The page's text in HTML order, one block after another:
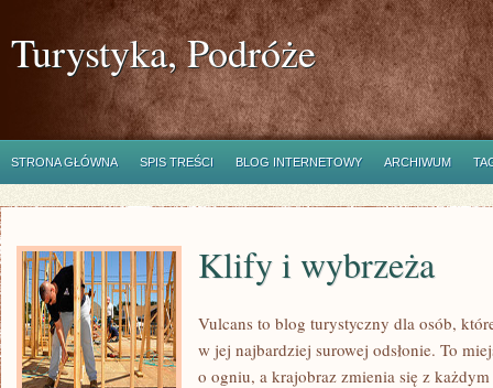
Turystyka, Podróże
STRONA GŁÓWNA SPIS TREŚCI BLOG INTERNETOWY ARCHIWUM
Klify i wybrzeża
Vulcans to blog turystyczny dla osób,
w jej najbardziej surowej odsłonie. To
o ogniu, a krajobraz zmienia się z